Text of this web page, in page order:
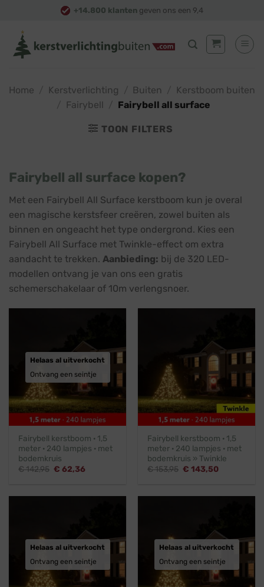
content
+14.800 klanten geven ons een 9,4
Home Kerstverlichting Buiten
Kerstboom buiten
Fairybell Fairybell all surface
TOON FILTERS
Fairybell all surface kopen?
Met een Fairybell All Surface kerstboom kun je overal
een magische kerstsfeer creëren, zowel buiten als
binnen en ongeacht het type ondergrond. Kies een
Fairybell All Surface met Twinkle-effect om extra
aandacht te trekken. Aanbieding: bij de 320 LED-
modellen ontvang je van ons een gratis
schemerschakelaar of 10m verlengsnoer.
Helaas al uitverkocht
Ontvang een seintje
Fairybell kerstboom · 1,5
meter · 240 lampjes · met
bodemkruis
€142,95 Oorspronkelijke
€ 62,36Huidige
Fairybell kerstboom · 1,5
meter · 240 lampjes · met
bodemkruis » Twinkle
€153,95 Oorspronkelijke
€ 143,50Huidige
Helaas al uitverkocht
Ontvang een seintje
Helaas al uitverkocht
Ontvang een seintje